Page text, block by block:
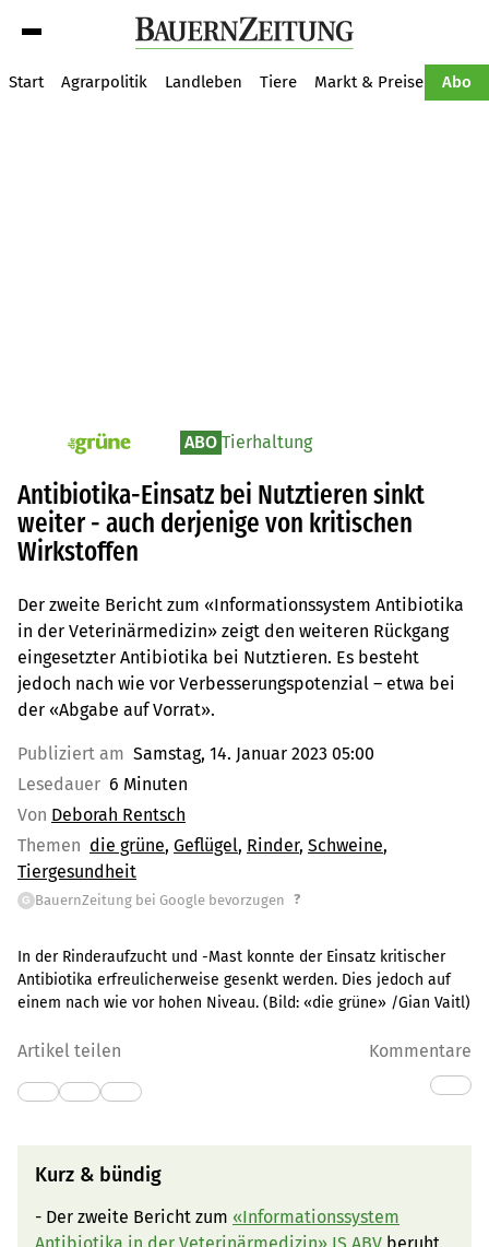
Start Agrarpolitik Landleben Tiere Markt & Preise Abo
pv_die-grune-online ABO Tierhaltung
Antibiotika-Einsatz bei Nutztieren sinkt
weiter - auch derjenige von kritischen
Wirkstoffen
Der zweite Bericht zum «Informationssystem Antibiotika
in der Veterinärmedizin» zeigt den weiteren Rückgang
eingesetzter Antibiotika bei Nutztieren. Es besteht
jedoch nach wie vor Verbesserungspotenzial – etwa bei
der «Abgabe auf Vorrat».
Publiziert am Samstag, 14. Januar 2023 05:00
Lesedauer 6 Minuten
Von Deborah Rentsch
Themen die grüne Geflügel Rinder Schweine
Tiergesundheit
G BauernZeitung bei Google bevorzugen ?
In der Rinderaufzucht und -Mast konnte der Einsatz kritischer
Antibiotika erfreulicherweise gesenkt werden. Dies jedoch auf
einem nach wie vor hohen Niveau. (Bild: «die grüne» /Gian Vaitl)
Artikel teilen Kommentare
Kurz & bündig
- Der zweite Bericht zum «Informationssystem